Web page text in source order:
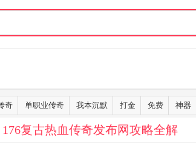
奇 单职业传奇 我本沉默 打金 免费 神器
复古热血传奇发布网攻略全解